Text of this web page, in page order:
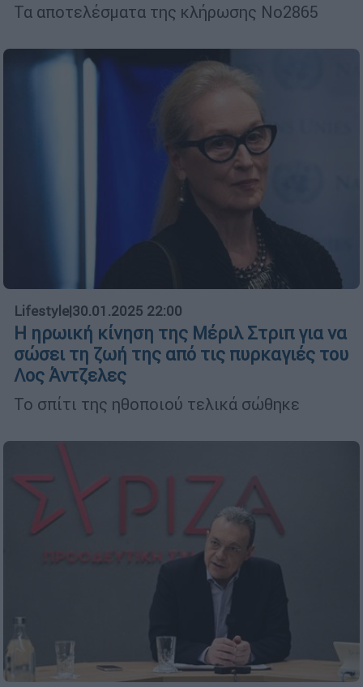
Τα αποτελέσματα της κλήρωσης Νο2865
Lifestyle|30.01.2025 22:00
Η ηρωική κίνηση της Μέριλ Στριπ για να
σώσει τη ζωή της από τις πυρκαγιές του
Λος Άντζελες
Το σπίτι της ηθοποιού τελικά σώθηκε